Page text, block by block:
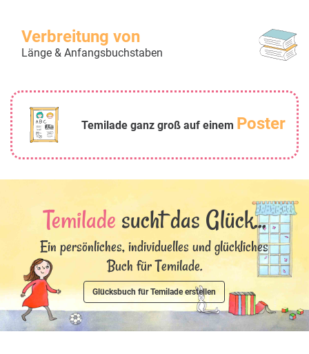
Verbreitung von
Länge & Anfangsbuchstaben
Temilade ganz groß auf einem Poster
Temilade sucht das Glück...
Ein persönliches, individuelles und glückliches
Buch für Temilade.
Glücksbuch für Temilade erstellen